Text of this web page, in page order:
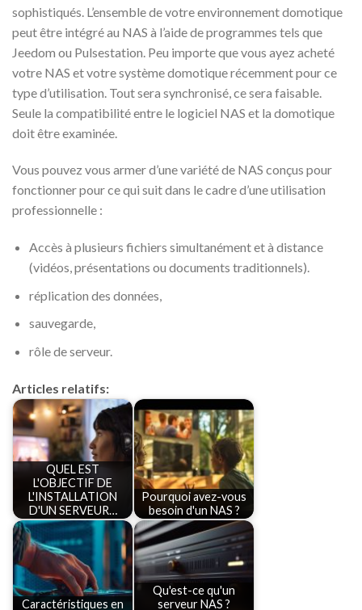
sophistiqués. L’ensemble de votre environnement domotique
peut être intégré au NAS à l’aide de programmes tels que
Jeedom ou Pulsestation. Peu importe que vous ayez acheté
votre NAS et votre système domotique récemment pour ce
type d’utilisation. Tout sera synchronisé, ce sera faisable.
Seule la compatibilité entre le logiciel NAS et la domotique
doit être examinée.
Vous pouvez vous armer d’une variété de NAS conçus pour
fonctionner pour ce qui suit dans le cadre d’une utilisation
professionnelle :
Accès à plusieurs fichiers simultanément et à distance
(vidéos, présentations ou documents traditionnels).
réplication des données,
sauvegarde,
rôle de serveur.
Articles relatifs:
QUEL EST
L'OBJECTIF DE
L'INSTALLATION
D'UN SERVEUR…
Pourquoi avez-vous
besoin d'un NAS ?
Caractéristiques en
Qu'est-ce qu'un
serveur NAS ?